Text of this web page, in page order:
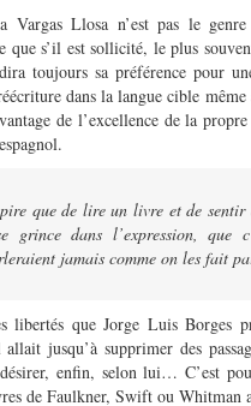
Vargas Llosa n’est pas le
que s’il est sollicité, le plus
toujours sa préférence pour
dans la langue cible
de l’excellence de la
que de lire un livre et de sentir
grince dans l’expression, que
jamais comme on les fait
libertés que Jorge Luis Borges
jusqu’à supprimer des
enfin, selon lui… C’est
de Faulkner, Swift ou